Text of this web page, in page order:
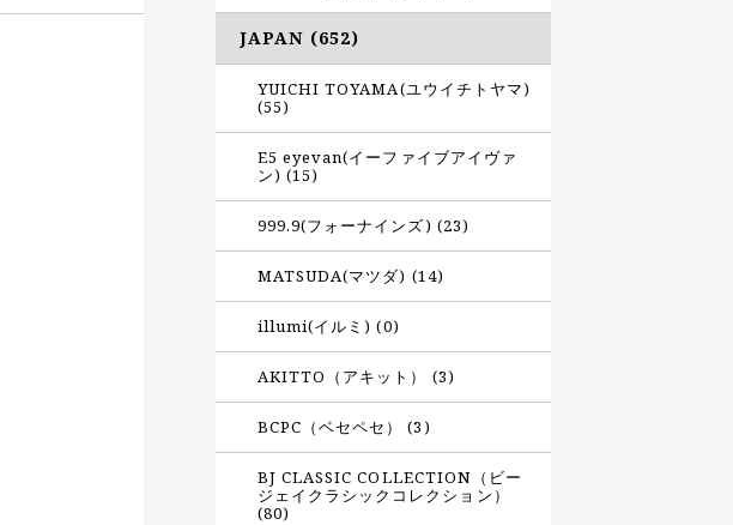
JAPAN (652)
YUICHI TOYAMA(ユウイチトヤマ)
(55)
E5 eyevan(イーファイブアイヴァ
ン) (15)
999.9(フォーナインズ) (23)
MATSUDA(マツダ) (14)
illumi(イルミ) (0)
AKITTO（アキット） (3)
BCPC（ベセペセ） (3)
BJ CLASSIC COLLECTION（ビー
ジェイクラシックコレクション）
(80)